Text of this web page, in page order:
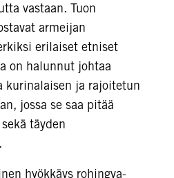
vastaan. Tuon
armeijan
erilaiset etniset
on halunnut johtaa
kurinalaisen ja rajoitetun
jossa se saa pitää
täyden
hyökkäys rohingya-